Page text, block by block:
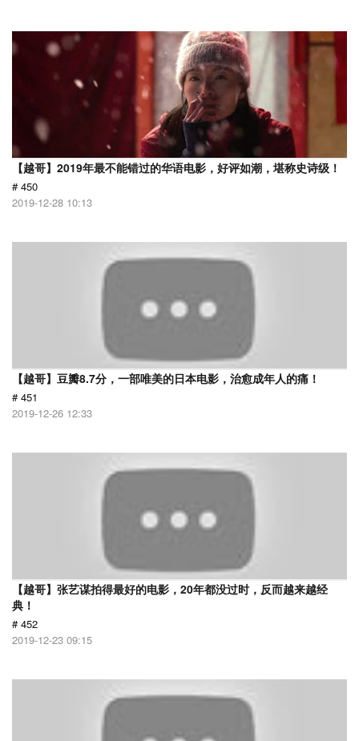
【越哥】2019年最不能错过的华语电影，好评如潮，堪称史诗级！
# 450
2019-12-28 10:13
【越哥】豆瓣8.7分，一部唯美的日本电影，治愈成年人的痛！
# 451
2019-12-26 12:33
【越哥】张艺谋拍得最好的电影，20年都没过时，反而越来越经
典！
# 452
2019-12-23 09:15